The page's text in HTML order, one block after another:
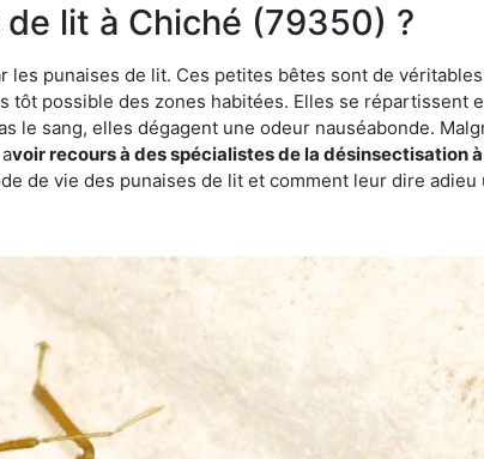
lit à Chiché (79350) ?
punaises de lit. Ces petites bêtes sont de
possible des zones habitées. Elles se répartissent
le sang, elles dégagent une odeur nauséabonde.
voir recours à des spécialistes de la désinsectisation
de vie des punaises de lit et comment leur dire adieu